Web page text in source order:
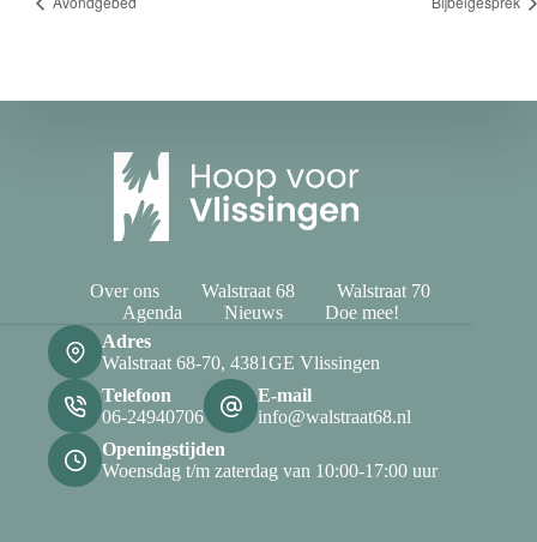
Over ons Walstraat 68
Walstraat 70
Agenda
Nieuws
Doe mee!
Adres
Walstraat 68-70, 4381GE Vlissingen
Telefoon
06-24940706
E-mail
info@walstraat68.nl
Openingstijden
Woensdag t/m zaterdag van 10:00-17:00 uur